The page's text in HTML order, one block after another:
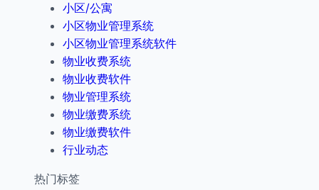
小区/公寓
小区物业管理系统
小区物业管理系统软件
物业收费系统
物业收费软件
物业管理系统
物业缴费系统
物业缴费软件
行业动态
热门标签